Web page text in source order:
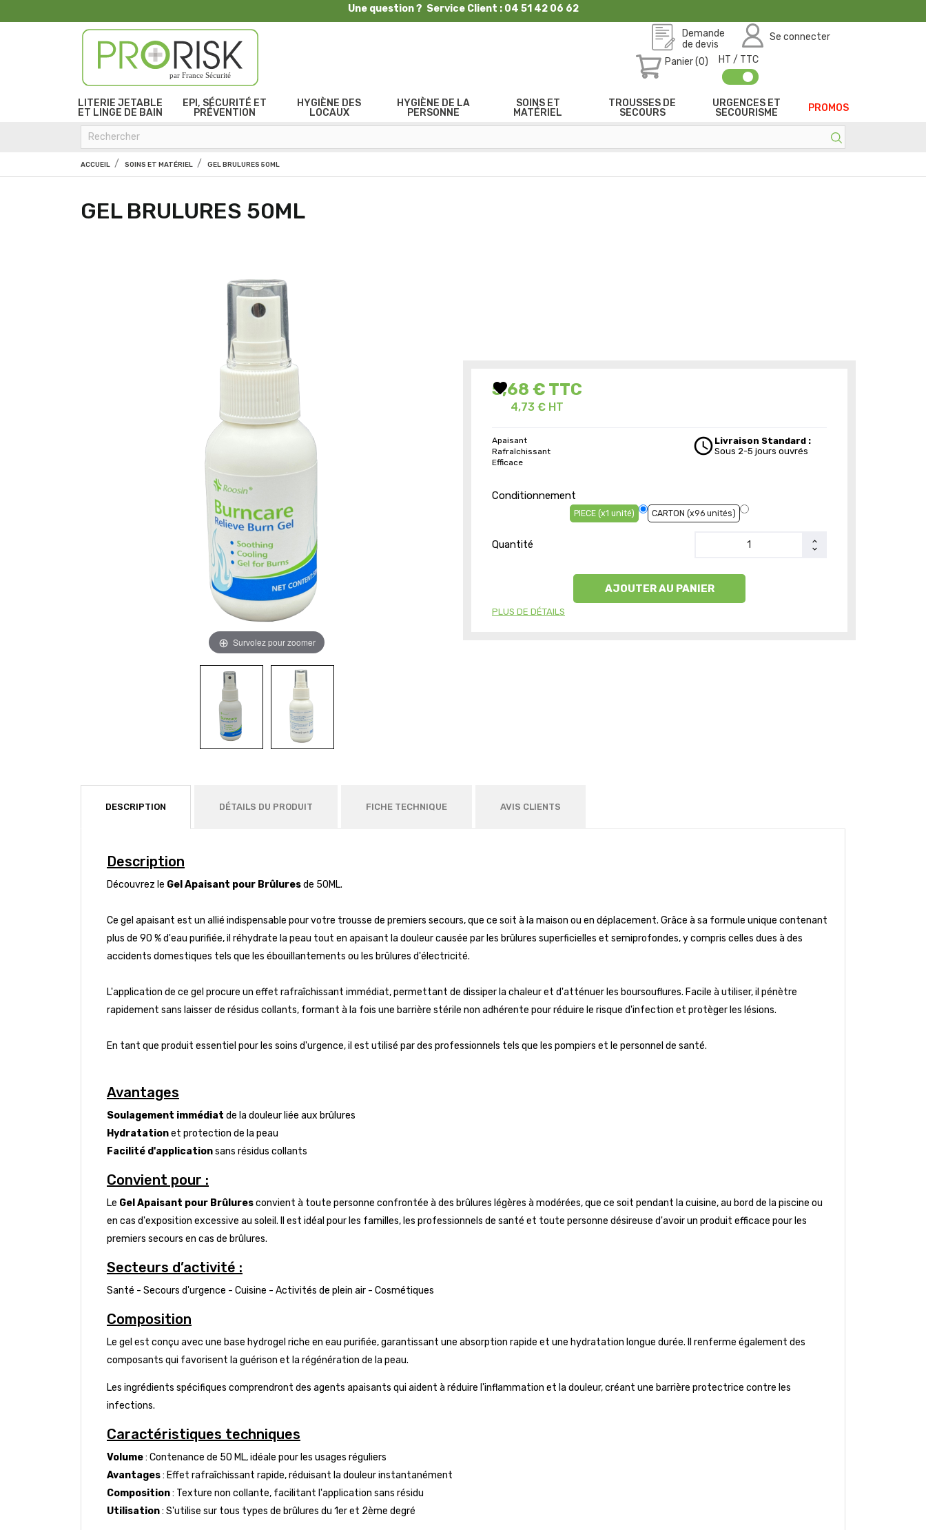
Une question ? Service Client : 04 51 42 06 62
par France Sécurité
Demande
de devis
Se connecter
Panier (0) HT / TTC
LITERIE JETABLE
ET LINGE DE BAIN
EPI, SÉCURITÉ ET
PRÉVENTION
HYGIÈNE DES
LOCAUX
HYGIÈNE DE LA
PERSONNE
SOINS ET
MATÉRIEL
TROUSSES DE
SECOURS
URGENCES ET
SECOURISME
PROMOS
ACCUEIL SOINS ET MATÉRIEL GEL BRULURES 50ML
GEL BRULURES 50ML
Survolez pour zoomer
5,68 € TTC
4,73 € HT
favorite
Apaisant
Rafraîchissant
Efficace
schedule Livraison Standard :
Sous 2-5 jours ouvrés
Conditionnement
PIECE (x1 unité) CARTON (x96 unités)
Quantité
AJOUTER AU PANIER
PLUS DE DÉTAILS
DESCRIPTION DÉTAILS DU PRODUIT FICHE TECHNIQUE AVIS CLIENTS
Description
Découvrez le Gel Apaisant pour Brûluresde 50ML.
Ce gel apaisant est un allié indispensable pour votre trousse de premiers secours, que ce soit à la maison ou en déplacement. Grâce à sa formule unique contenant
plus de 90 % d'eau purifiée, il réhydrate la peau tout en apaisant la douleur causée par les brûlures superficielles et semiprofondes, y compris celles dues à des
accidents domestiques tels que les ébouillantements ou les brûlures d'électricité.
L'application de ce gel procure un effet rafraîchissant immédiat, permettant de dissiper la chaleur et d'atténuer les boursouflures. Facile à utiliser, il pénètre
rapidement sans laisser de résidus collants, formant à la fois une barrière stérile non adhérente pour réduire le risque d'infection et protèger les lésions.
En tant que produit essentiel pour les soins d'urgence, il est utilisé par des professionnels tels que les pompiers et le personnel de santé.
Avantages
Soulagement immédiat de la douleur liée aux brûlures
Hydratationet protection de la peau
Facilité d'applicationsans résidus collants
Convient pour :
Le Gel Apaisant pour Brûluresconvient à toute personne confrontée à des brûlures légères à modérées, que ce soit pendant la cuisine, au bord de la piscine ou
en cas d'exposition excessive au soleil. Il est idéal pour les familles, les professionnels de santé et toute personne désireuse d'avoir un produit efficace pour les
premiers secours en cas de brûlures.
Secteurs d’activité :
Santé - Secours d'urgence - Cuisine - Activités de plein air - Cosmétiques
Composition
Le gel est conçu avec une base hydrogel riche en eau purifiée, garantissant une absorption rapide et une hydratation longue durée. Il renferme également des
composants qui favorisent la guérison et la régénération de la peau.
Les ingrédients spécifiques comprendront des agents apaisants qui aident à réduire l'inflammation et la douleur, créant une barrière protectrice contre les
infections.
Caractéristiques techniques
Volume: Contenance de 50 ML, idéale pour les usages réguliers
Avantages: Effet rafraîchissant rapide, réduisant la douleur instantanément
Composition: Texture non collante, facilitant l'application sans résidu
Utilisation: S'utilise sur tous types de brûlures du 1er et 2ème degré